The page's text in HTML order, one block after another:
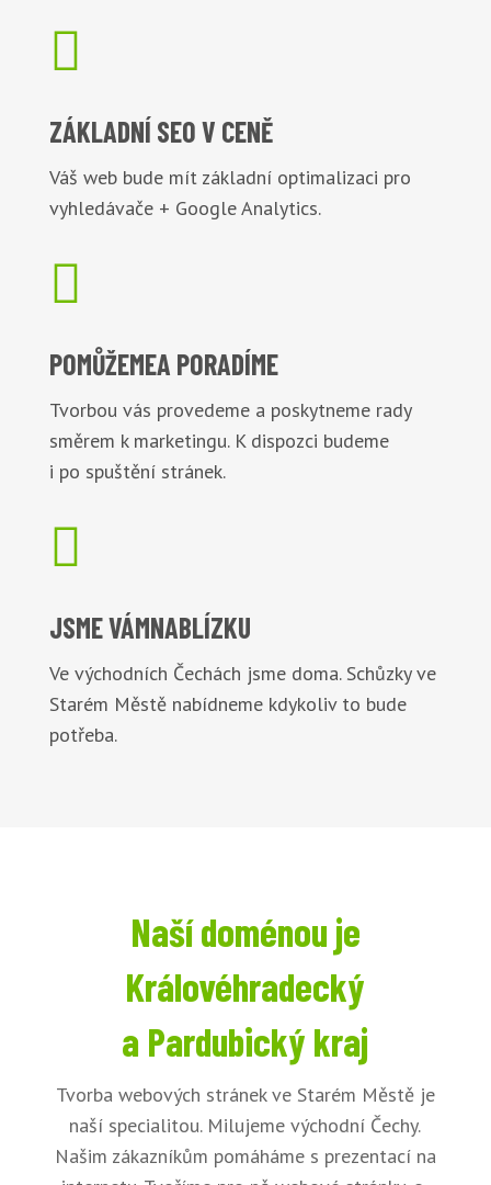

ZÁKLADNÍ SEO V CENĚ
Váš web bude mít základní optimalizaci pro
vyhledávače + Google Analytics.

POMŮŽEMEA PORADÍME
Tvorbou vás provedeme a poskytneme rady
směrem k marketingu. K dispozci budeme
i po spuštění stránek.

JSME VÁMNABLÍZKU
Ve východních Čechách jsme doma. Schůzky ve
Starém Městě nabídneme kdykoliv to bude
potřeba.
Naší doménou je
Královéhradecký
a Pardubický kraj
Tvorba webových stránek ve Starém Městě je
naší specialitou. Milujeme východní Čechy.
Našim zákazníkům pomáháme s prezentací na